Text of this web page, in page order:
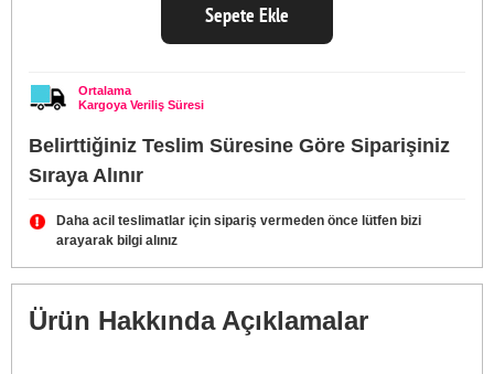
Sepete Ekle
Ortalama
Kargoya Veriliş Süresi
Belirttiğiniz Teslim Süresine Göre Siparişiniz
Sıraya Alınır
Daha acil teslimatlar için sipariş vermeden önce lütfen bizi
arayarak bilgi alınız
Ürün Hakkında Açıklamalar